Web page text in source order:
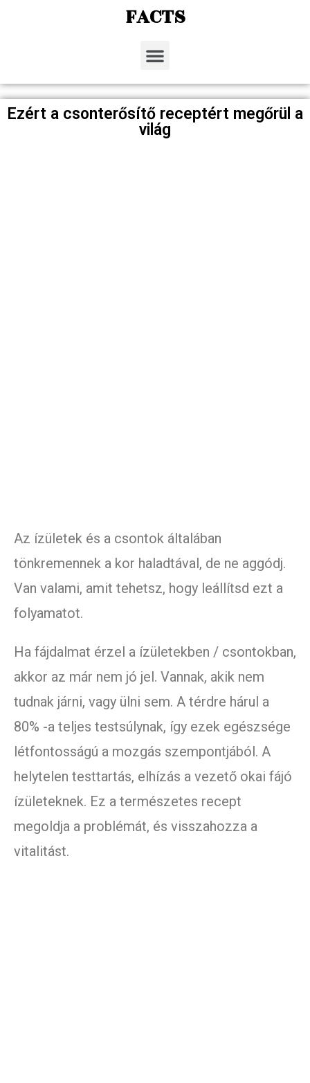
FACTS
Ezért a csonterősítő receptért megőrül a
világ
Az ízületek és a csontok általában
tönkremennek a kor haladtával, de ne aggódj.
Van valami, amit tehetsz, hogy leállítsd ezt a
folyamatot.
Ha fájdalmat érzel a ízületekben / csontokban,
akkor az már nem jó jel. Vannak, akik nem
tudnak járni, vagy ülni sem. A térdre hárul a
80% -a teljes testsúlynak, így ezek egészsége
létfontosságú a mozgás szempontjából. A
helytelen testtartás, elhízás a vezető okai fájó
ízületeknek. Ez a természetes recept
megoldja a problémát, és visszahozza a
vitalitást.